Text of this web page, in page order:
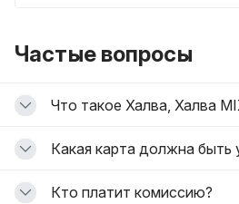
Частые вопросы
Что такое Халва, Халва
Какая карта должна быть
Кто платит комиссию?